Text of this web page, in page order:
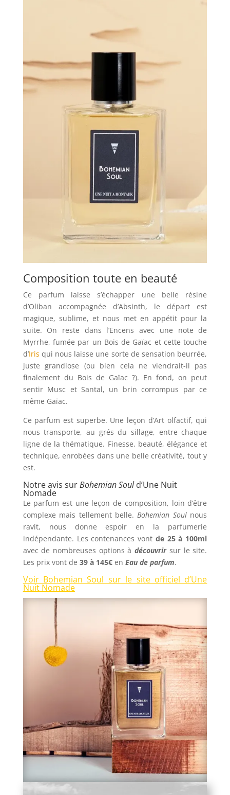
Composition toute en beauté
Ce parfum laisse s’échapper une belle résine
d’Oliban accompagnée d’Absinth, le départ est
magique, sublime, et nous met en appétit pour la
suite. On reste dans l’Encens avec une note de
Myrrhe, fumée par un Bois de Gaïac et cette touche
d’Iris qui nous laisse une sorte de sensation beurrée,
juste grandiose (ou bien cela ne viendrait-il pas
finalement du Bois de Gaïac ?). En fond, on peut
sentir Musc et Santal, un brin corrompus par ce
même Gaïac.
Ce parfum est superbe. Une leçon d’Art olfactif, qui
nous transporte, au grés du sillage, entre chaque
ligne de la thématique. Finesse, beauté, élégance et
technique, enrobées dans une belle créativité, tout y
est.
Notre avis surBohemian Sould’Une Nuit
Nomade
Le parfum est une leçon de composition, loin d’être
complexe mais tellement belle.Bohemian Soulnous
ravit, nous donne espoir en la parfumerie
indépendante. Les contenances vont de 25 à 100ml
avec de nombreuses options àdécouvrirsur le site.
Les prix vont de 39 à 145€en Eau de parfum.
Voir Bohemian Soul sur le site officiel d’Une
Nuit Nomade